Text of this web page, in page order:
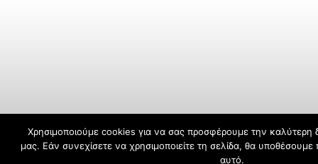
Χρησιμοποιούμε cookies για να σας προσφέρουμε την καλύτερη
μας. Εάν συνεχίσετε να χρησιμοποιείτε τη σελίδα, θα υποθέσουμε
αυτό.